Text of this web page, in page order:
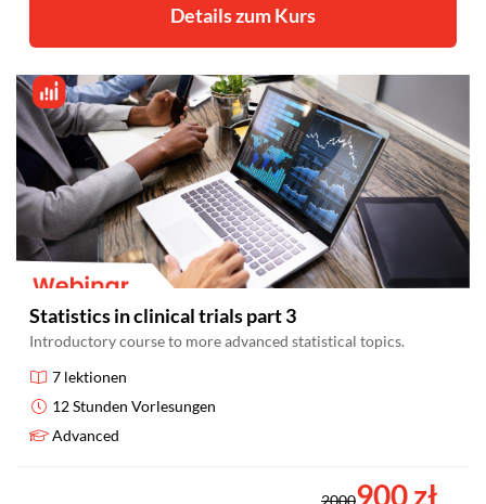
Details zum Kurs
Statistics in clinical trials part 3
Introductory course to more advanced statistical topics.
7 lektionen
12 Stunden Vorlesungen
Advanced
2000900 zł